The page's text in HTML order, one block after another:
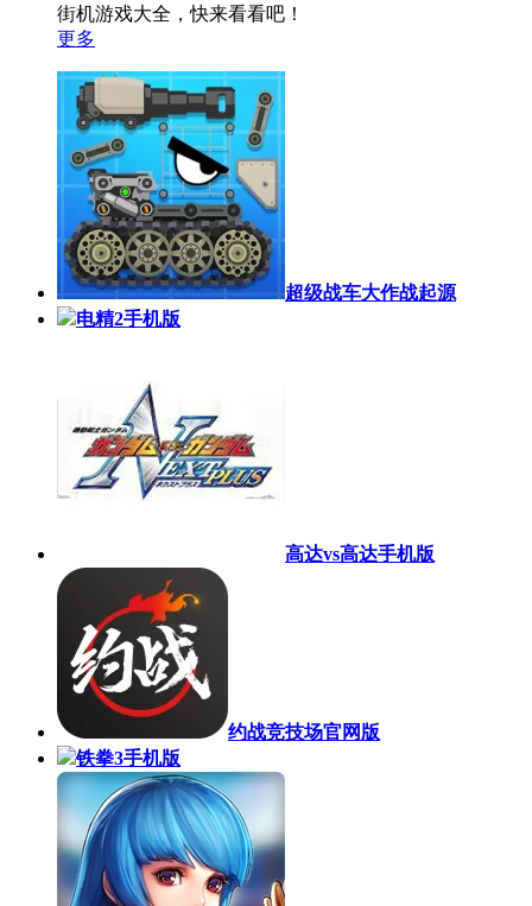
街机游戏大全，快来看看吧！
更多
超级战车大作战起源
电精2手机版
高达vs高达手机版
约战竞技场官网版
铁拳3手机版